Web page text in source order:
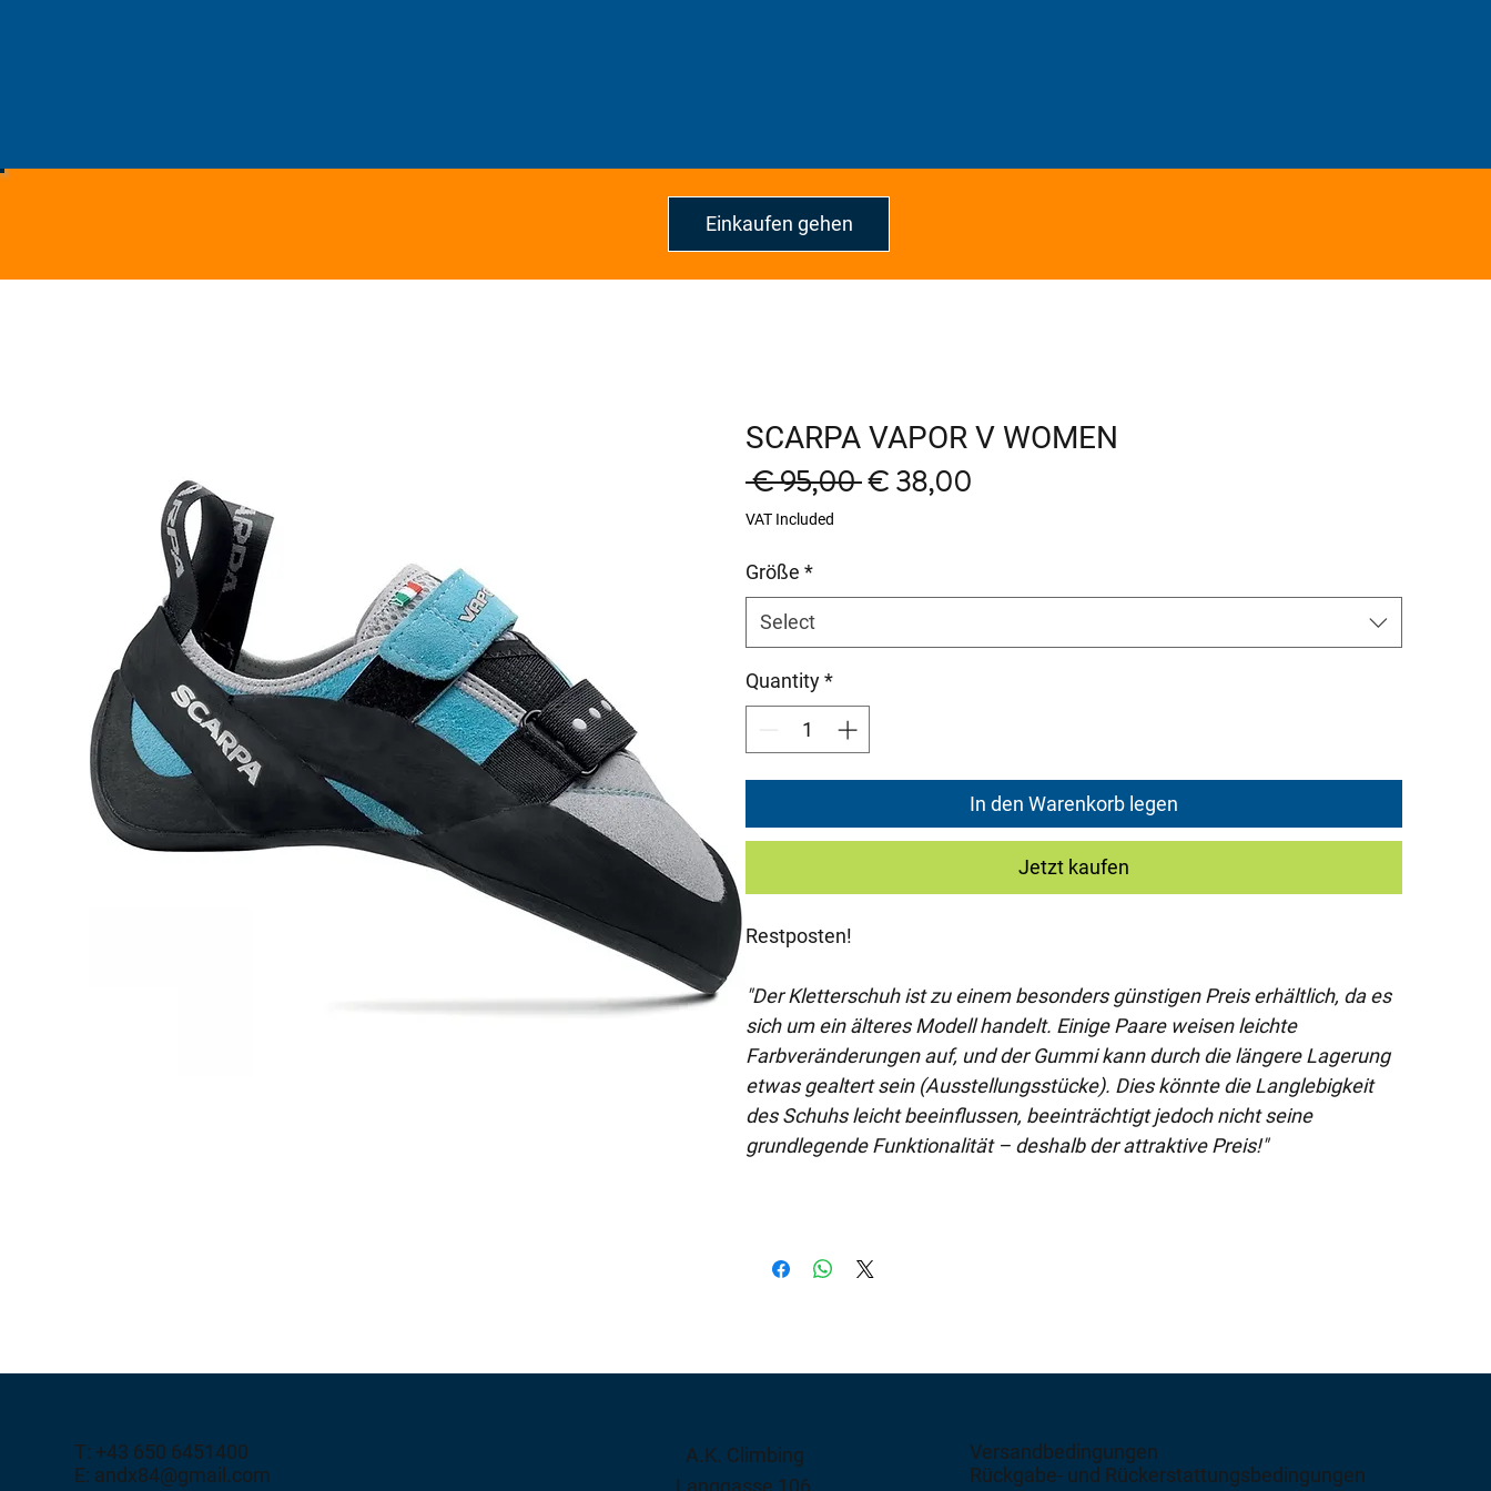
SCARPA VAPOR V WOMEN
€ 95,00 Regular
€ 38,00
VAT Included
Größe *
Select
Quantity*
In den Warenkorb legen
Jetzt kaufen
Restposten!
"Der Kletterschuh ist zu einem besonders günstigen Preis erhältlich, da es
sich um ein älteres Modell handelt. Einige Paare weisen leichte
Farbveränderungen auf, und der Gummi kann durch die längere Lagerung
etwas gealtert sein (Ausstellungsstücke). Dies könnte die Langlebigkeit
des Schuhs leicht beeinflussen, beeinträchtigt jedoch nicht seine
grundlegende Funktionalität – deshalb der attraktive Preis!"
Einkaufen gehen
A.K. Climbing
Langgasse 106
T: +43 650 6451400
E: andx84@gmail.com
Versandbedingungen
Rückgabe- und Rückerstattungsbedingungen